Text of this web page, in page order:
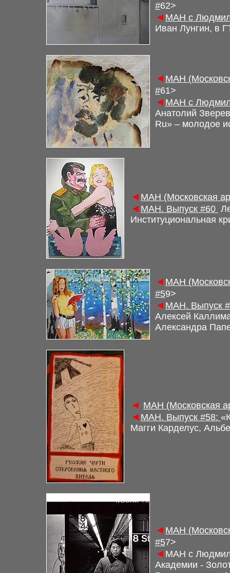
#62>
◄ МАН с
Иван Лунгин, в
◄ МАН
#61>
◄ МАН с
Анатолий
Ru» – молодое
◄ МАН (Московская
◄ МАН. Выпуск #60
Институциональная
◄ МАН
#59>
◄ МАН. Выпуск
Алексей
Александра
◄ МАН (Московская
◄ МАН. Выпуск #58:
Магги Карделус,
◄ МАН
#57>
◄ МАН с
Академии -